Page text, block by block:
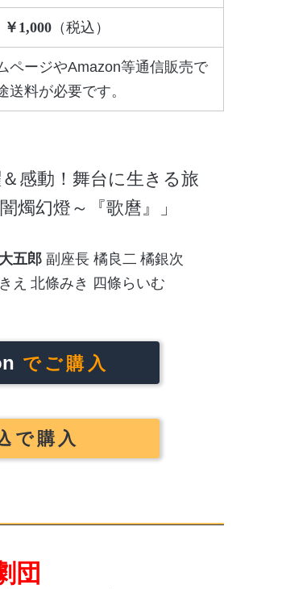
1,000
ページやAmazon等通信販売で
送料が必要です。
感動！舞台に生きる旅
燭幻燈～『歌麿』
五郎 副座長 橘良二 橘銀次
え 北條みき 四條らいむ
でご購入
で購入
団